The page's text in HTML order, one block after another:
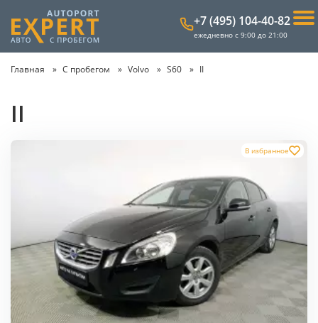
+7 (495) 104-40-82
ежедневно с 9:00 до 21:00
Главная С пробегом Volvo S60 II
II
В избранное